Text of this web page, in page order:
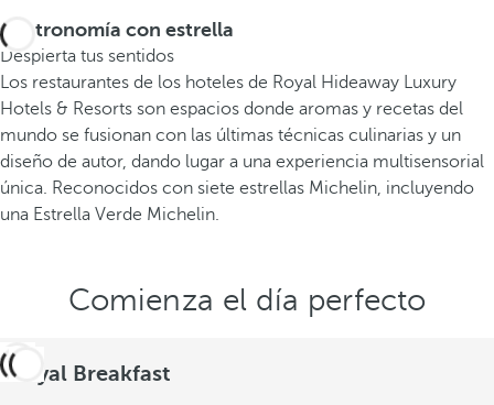
Gastronomía con estrella
Despierta tus sentidos
Los restaurantes de los hoteles de Royal Hideaway Luxury
Hotels & Resorts son espacios donde aromas y recetas del
mundo se fusionan con las últimas técnicas culinarias y un
diseño de autor, dando lugar a una experiencia multisensorial
única. Reconocidos con siete estrellas Michelin, incluyendo
una Estrella Verde Michelin.
Comienza el día perfecto
Royal Breakfast